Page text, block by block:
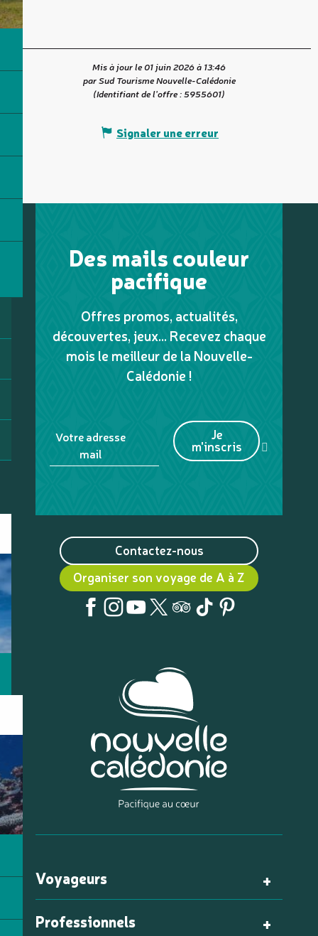
Mis à jour le 01 juin 2026 à 13:46
par Sud Tourisme Nouvelle-Calédonie
(Identifiant de l'offre :5955601)
Signaler une erreur
Des mails couleur
pacifique
Offres promos, actualités,
découvertes, jeux... Recevez chaque
mois le meilleur de la Nouvelle-
Calédonie !
Votre adresse
mail
Je
m'inscris
Contactez-nous
Organiser son voyage de A à Z
Voyageurs
Professionnels